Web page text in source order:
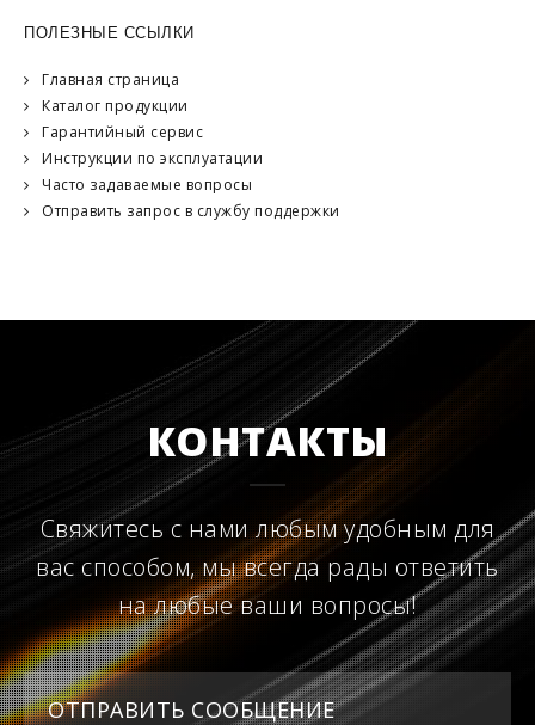
ПОЛЕЗНЫЕ ССЫЛКИ
Главная страница
Каталог продукции
Гарантийный сервис
Инструкции по эксплуатации
Часто задаваемые вопросы
Отправить запрос в службу поддержки
КОНТАКТЫ
Свяжитесь с нами любым удобным для
вас способом, мы всегда рады ответить
на любые ваши вопросы!
ОТПРАВИТЬ СООБЩЕНИЕ